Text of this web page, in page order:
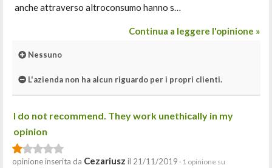
anche attraverso altroconsumo hanno s…
Continua a leggere l'opinione »
Nessuno
L'azienda non ha alcun riguardo per i propri clienti.
I do not recommend. They work unethically in my
opinion
opinione inserita da Cezariusz il 21/11/2019 · 1 opinione su